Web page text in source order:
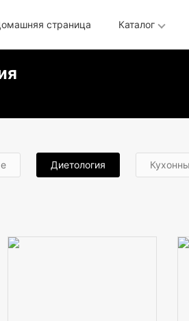
страница Каталог
Диетология